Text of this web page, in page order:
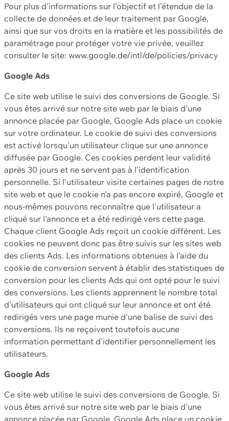
Pour plus d'informations sur l'objectif et l'étendue de la
collecte de données et de leur traitement par Google,
ainsi que sur vos droits en la matière et les possibilités de
paramétrage pour protéger votre vie privée, veuillez
consulter le site: www.google.de/intl/de/policies/privacy
Google Ads
Ce site web utilise le suivi des conversions de Google. Si
vous êtes arrivé sur notre site web par le biais d'une
annonce placée par Google, Google Ads place un cookie
sur votre ordinateur. Le cookie de suivi des conversions
est activé lorsqu'un utilisateur clique sur une annonce
diffusée par Google. Ces cookies perdent leur validité
après 30 jours et ne servent pas à l'identification
personnelle. Si l'utilisateur visite certaines pages de notre
site web et que le cookie n'a pas encore expiré, Google et
nous-mêmes pouvons reconnaître que l'utilisateur a
cliqué sur l'annonce et a été redirigé vers cette page.
Chaque client Google Ads reçoit un cookie différent. Les
cookies ne peuvent donc pas être suivis sur les sites web
des clients Ads. Les informations obtenues à l'aide du
cookie de conversion servent à établir des statistiques de
conversion pour les clients Ads qui ont opté pour le suivi
des conversions. Les clients apprennent le nombre total
d'utilisateurs qui ont cliqué sur leur annonce et ont été
redirigés vers une page munie d'une balise de suivi des
conversions. Ils ne reçoivent toutefois aucune
information permettant d'identifier personnellement les
utilisateurs.
Google Ads
Ce site web utilise le suivi des conversions de Google. Si
vous êtes arrivé sur notre site web par le biais d'une